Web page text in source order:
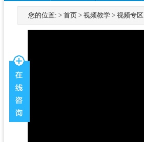
您的位置: > 首页 > 视频教学 > 视频专区